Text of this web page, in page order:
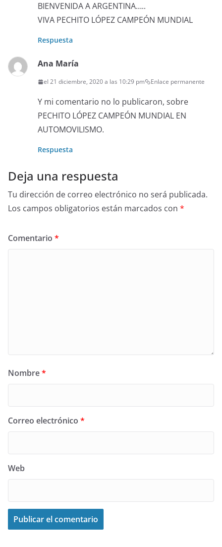
BIENVENIDA A ARGENTINA…..
VIVA PECHITO LÓPEZ CAMPEÓN MUNDIAL
Respuesta
Ana María
el 21 diciembre, 2020 a las 10:29 pm Enlace permanente
Y mi comentario no lo publicaron, sobre
PECHITO LÓPEZ CAMPEÓN MUNDIAL EN
AUTOMOVILISMO.
Respuesta
Deja una respuesta
Tu dirección de correo electrónico no será publicada.
Los campos obligatorios están marcados con *
Comentario *
Nombre*
Correo electrónico *
Web